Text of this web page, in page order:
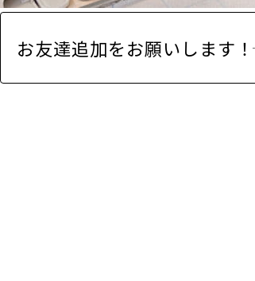
お友達追加をお願いします！